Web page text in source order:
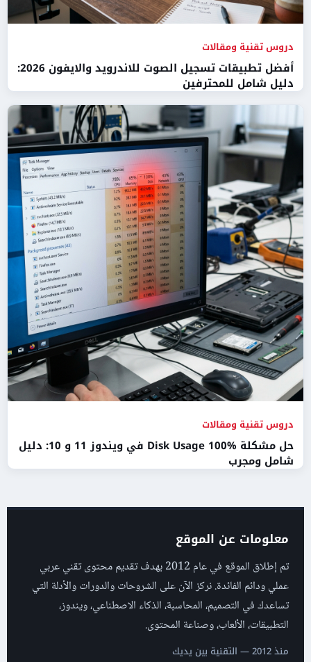
دروس تقنية ومقالات
أفضل تطبيقات تسجيل الصوت للاندرويد والايفون 2026:
دليل شامل للمحترفين
دروس تقنية ومقالات
حل مشكلة Disk Usage 100% في ويندوز 11 و 10: دليل
شامل ومجرب
معلومات عن الموقع
تم إطلاق الموقع في عام 2012 بهدف تقديم محتوى تقني عربي
عملي ودائم الفائدة. نركز الآن على الشروحات والدورات والأدلة التي
تساعدك في التصميم، المحاسبة، الذكاء الاصطناعي، ويندوز،
التطبيقات، الألعاب، وصناعة المحتوى.
منذ 2012 — التقنية بين يديك